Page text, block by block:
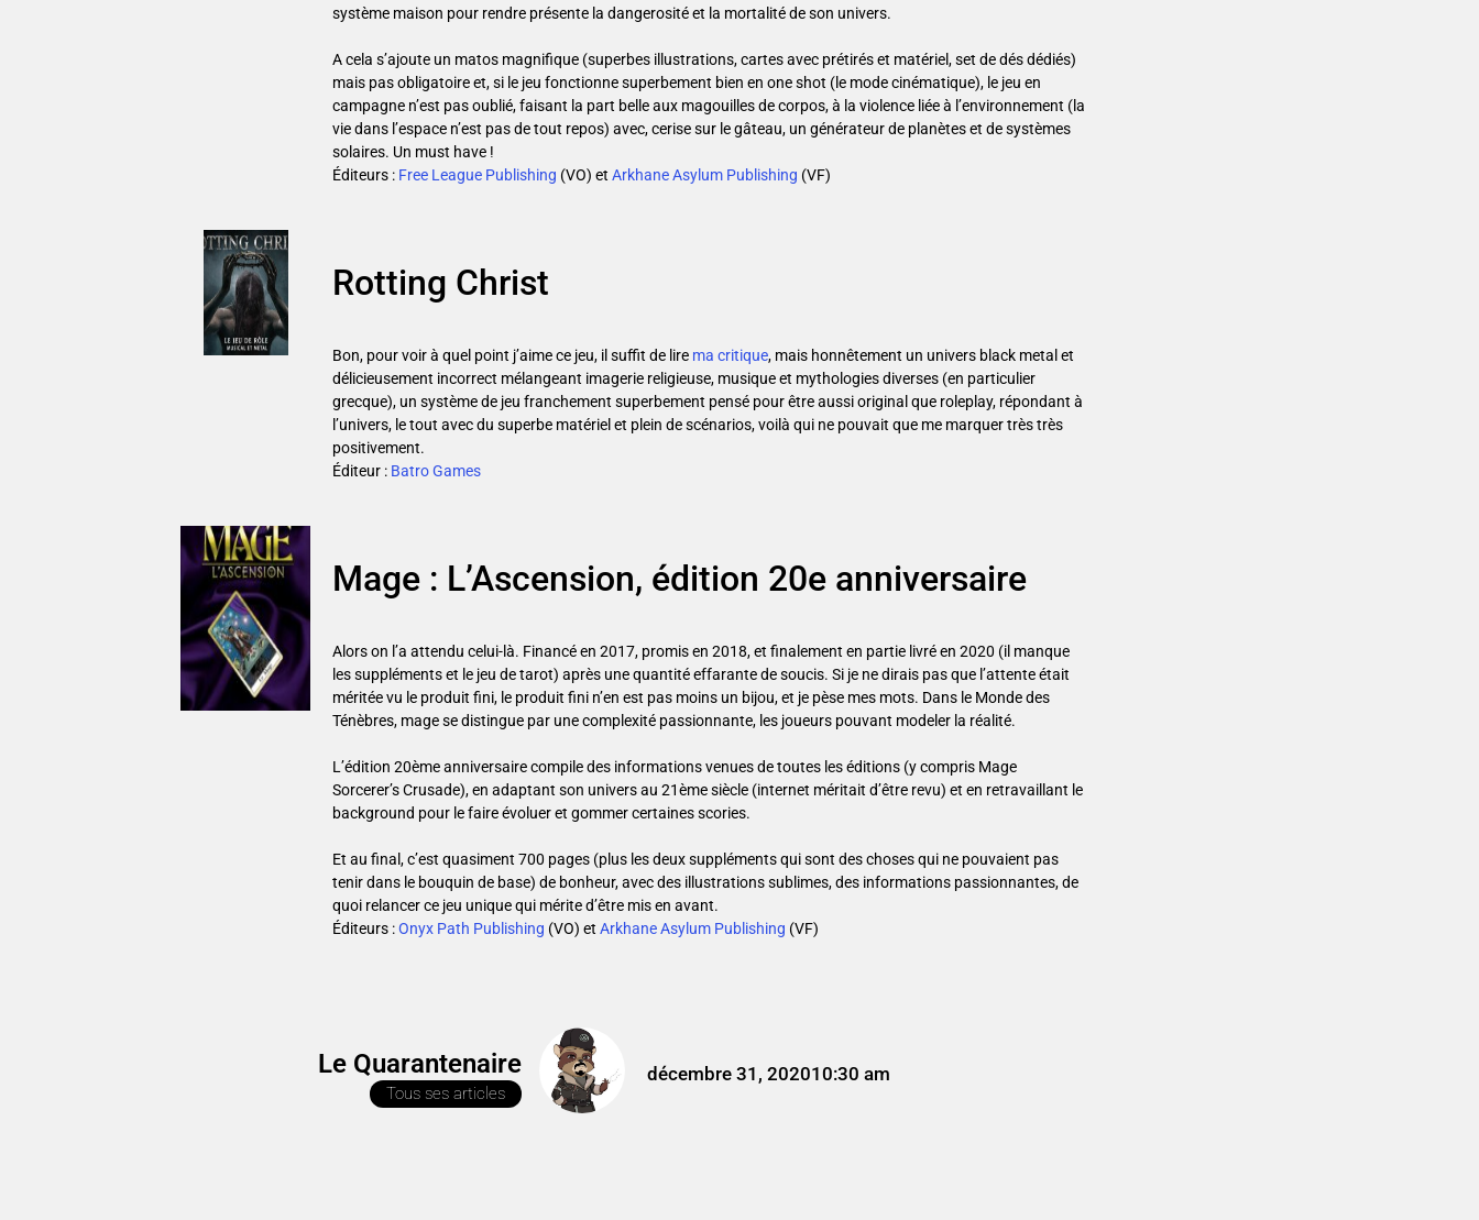
système maison pour rendre présente la dangerosité et la mortalité de son univers.
A cela s’ajoute un matos magnifique (superbes illustrations, cartes avec prétirés et matériel, set de dés dédiés)
mais pas obligatoire et, si le jeu fonctionne superbement bien en one shot (le mode cinématique), le jeu en
campagne n’est pas oublié, faisant la part belle aux magouilles de corpos, à la violence liée à l’environnement (la
vie dans l’espace n’est pas de tout repos) avec, cerise sur le gâteau, un générateur de planètes et de systèmes
solaires. Un must have !
Éditeurs : Free League Publishing (VO) etArkhane Asylum Publishing (VF)
Rotting Christ
Bon, pour voir à quel point j’aime ce jeu, il suffit de lire ma critique, mais honnêtement un univers black metal et
délicieusement incorrect mélangeant imagerie religieuse, musique et mythologies diverses (en particulier
grecque), un système de jeu franchement superbement pensé pour être aussi original que roleplay, répondant à
l’univers, le tout avec du superbe matériel et plein de scénarios, voilà qui ne pouvait que me marquer très très
positivement.
Éditeur : Batro Games
Mage : L’Ascension, édition 20e anniversaire
Alors on l’a attendu celui-là. Financé en 2017, promis en 2018, et finalement en partie livré en 2020 (il manque
les suppléments et le jeu de tarot) après une quantité effarante de soucis. Si je ne dirais pas que l’attente était
méritée vu le produit fini, le produit fini n’en est pas moins un bijou, et je pèse mes mots. Dans le Monde des
Ténèbres, mage se distingue par une complexité passionnante, les joueurs pouvant modeler la réalité.
L’édition 20ème anniversaire compile des informations venues de toutes les éditions (y compris Mage
Sorcerer’s Crusade), en adaptant son univers au 21ème siècle (internet méritait d’être revu) et en retravaillant le
background pour le faire évoluer et gommer certaines scories.
Et au final, c’est quasiment 700 pages (plus les deux suppléments qui sont des choses qui ne pouvaient pas
tenir dans le bouquin de base) de bonheur, avec des illustrations sublimes, des informations passionnantes, de
quoi relancer ce jeu unique qui mérite d’être mis en avant.
Éditeurs :Onyx Path Publishing (VO) etArkhane Asylum Publishing (VF)
Le Quarantenaire
Tous ses articles
décembre 31, 202010:30 am